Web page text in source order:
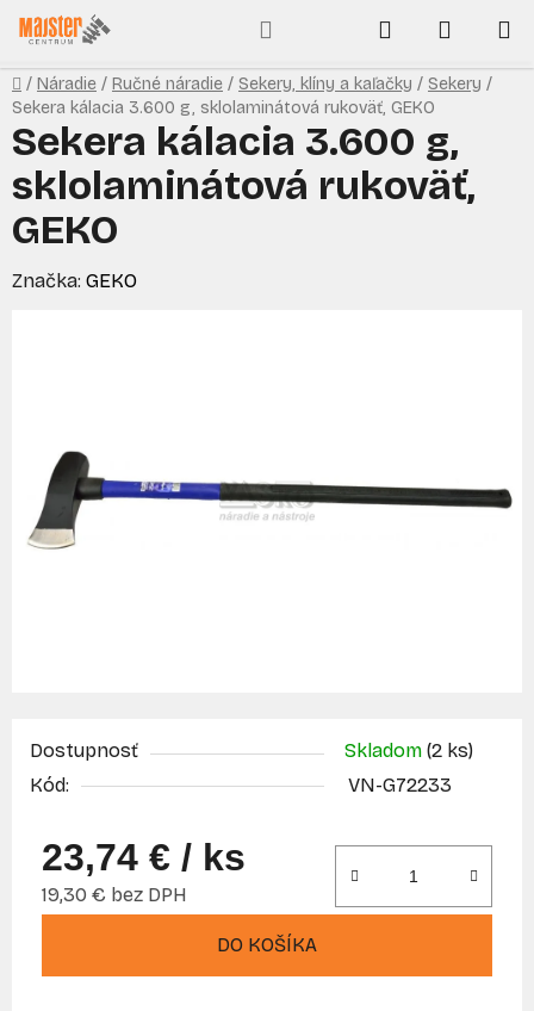
Prejsť
na
obsah
Hľadať
KOŠÍK
Domov
/ Náradie / Ručné náradie / Sekery, klíny a kaľačky / Sekery /
Sekera kálacia 3.600 g, sklolaminátová rukoväť, GEKO
Dostupnosť Skladom (2 ks)
Kód:
VN-G72233
23,74 € / ks
19,30 € bez DPH
DO KOŠÍKA
Sekera kálacia 3.600 g,
sklolaminátová rukoväť,
GEKO
Značka: GEKO